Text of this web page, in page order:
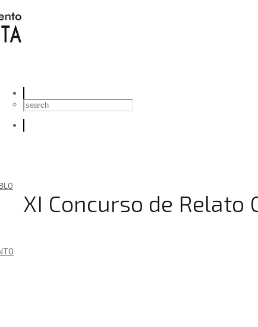
XI Concurso de Relato